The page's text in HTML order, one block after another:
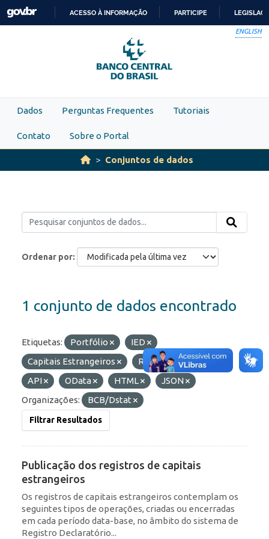
Skip to main content
PARA
O
CONTEÚDO
ACESSO À INFORMAÇÃO PARTICIPE
ENGLISH
Dados Perguntas Frequentes Tutoriais
Contato Sobre o Portal
Conjuntos de dados
Ordenar por
1 conjunto de dados encontrado
Etiquetas: Portfólio
IED
Capitais Estrangeiros
ROF
Formatos:
API
OData HTML
JSON
Organizações:
BCB/Dstat
Filtrar Resultados
Publicação dos registros de capitais
estrangeiros
Os registros de capitais estrangeiros contemplam os
seguintes tipos de operações, criadas ou encerradas
em cada período data-base, no âmbito do sistema de
Registro Declaratório...